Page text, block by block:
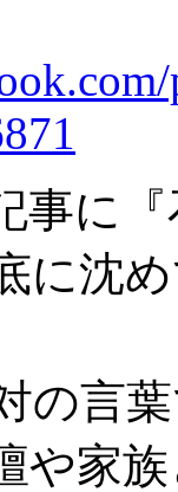
事に
に沈
の言
や家